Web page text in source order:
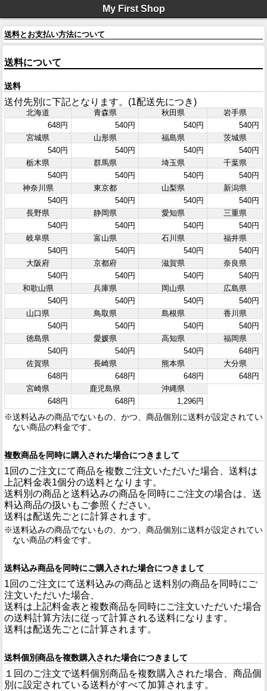
My First Shop
送料とお支払い方法について
送料について
送料
送付先別に下記となります。(1配送先につき)
北海道 青森県 秋田県
岩手県
648円
540円 540円
540円
宮城県
山形県 福島県
茨城県
540円
540円 540円
540円
栃木県
群馬県 埼玉県
千葉県
540円
540円 540円
540円
神奈川県
東京都 山梨県
新潟県
540円
540円 540円
540円
長野県
静岡県 愛知県
三重県
540円
540円 540円
540円
岐阜県
富山県 石川県
福井県
540円
540円 540円
540円
大阪府
京都府 滋賀県
奈良県
540円
540円 540円
540円
和歌山県
兵庫県 岡山県
広島県
540円
540円 540円
540円
山口県
鳥取県 島根県
香川県
540円
540円 540円
540円
徳島県
愛媛県 高知県
福岡県
540円
540円 540円
648円
佐賀県
長崎県 熊本県
大分県
648円
648円 648円
648円
宮崎県
鹿児島県
沖縄県
648円
648円 1,296円
送料込みの商品でないもの、かつ、商品個別に送料が設定されてい
ない商品の料金です。
複数商品を同時に購入された場合につきまして
1回のご注文にて商品を複数ご注文いただいた場合、送料は
上記料金表1個分の送料となります。
送料別の商品と送料込みの商品を同時にご注文の場合は、送
料込商品の扱いもご参照ください。
送料は配送先ごとに計算されます。
送料込みの商品でないもの、かつ、商品個別に送料が設定されてい
ない商品の料金です。
送料込み商品を同時にご購入された場合につきまして
1回のご注文にて送料込みの商品と送料別の商品を同時にご
注文いただいた場合、
送料は上記料金表と複数商品を同時にご注文いただいた場合
の送料計算方法に従って計算される送料になります。
送料は配送先ごとに計算されます。
送料個別商品を複数購入された場合につきまして
１回のご注文で送料個別商品を複数購入された場合、商品個
別に設定されている送料がすべて加算されます。